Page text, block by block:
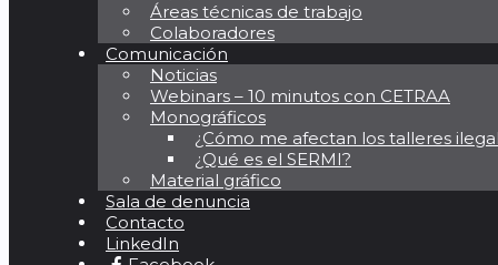
Áreas técnicas de trabajo
Colaboradores
Comunicación
Noticias
Webinars – 10 minutos con CETRAA
Monográficos
¿Cómo me afectan los talleres
¿Qué es el SERMI?
Material gráfico
Sala de denuncia
Contacto
LinkedIn